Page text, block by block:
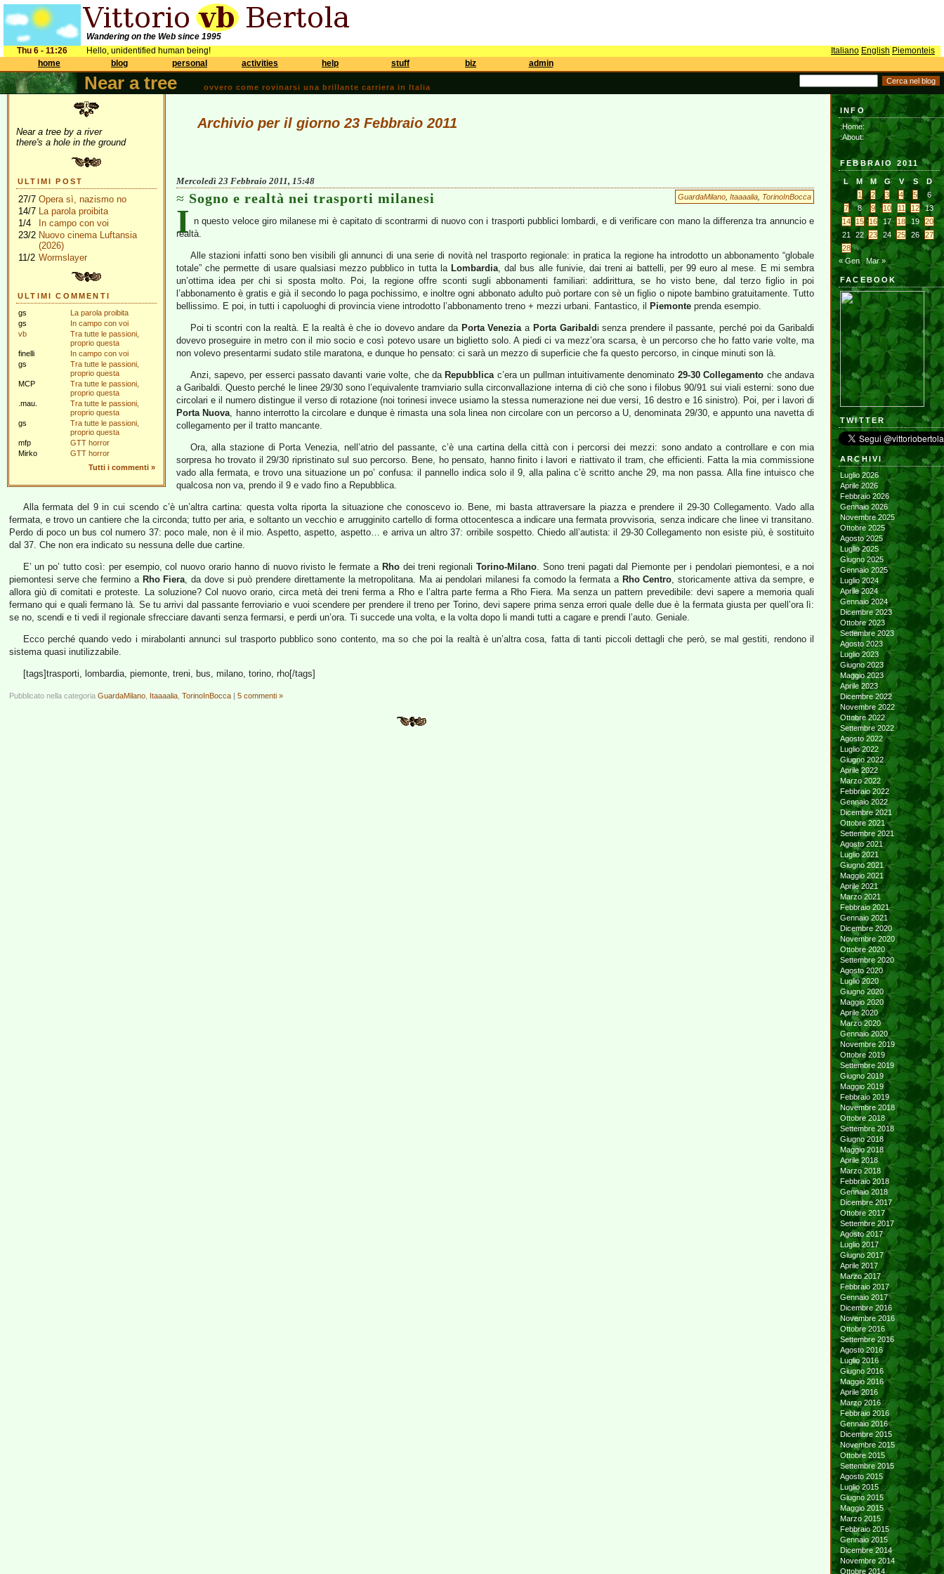
Wandering on the Web since 1995
Thu 6 - 11:26
Hello, unidentified human being! Italiano English Piemonteis
home
blog personal activities help stuff biz admin
Near a tree ovvero come rovinarsi una brillante carriera in Italia
Near a tree by a river
there's a hole in the ground
ULTIMI POST
27/7 Opera sì, nazismo no
14/7 La parola proibita
1/4
In campo con voi
23/2 Nuovo cinema Luftansia
(2026)
11/2 Wormslayer
ULTIMI COMMENTI
gs
La parola proibita
gs
In campo con voi
vb
Tra tutte le passioni,
proprio questa
finelli
In campo con voi
gs
Tra tutte le passioni,
proprio questa
MCP
Tra tutte le passioni,
proprio questa
.mau.
Tra tutte le passioni,
proprio questa
gs
Tra tutte le passioni,
proprio questa
mfp
GTT horror
Mirko
GTT horror
Tutti i commenti »
Archivio per il giorno 23 Febbraio 2011
Mercoledì 23 Febbraio 2011, 15:48
GuardaMilano Itaaaalia TorinoInBocca
Sogno e realtà nei trasporti milanesi
I n questo veloce giro milanese mi è capitato di scontrarmi di nuovo con i trasporti pubblici lombardi, e di verificare con mano la differenza tra annuncio e
realtà.
Alle stazioni infatti sono ben visibili gli annunci di una serie di novità nel trasporto regionale: in pratica la regione ha introdotto un abbonamento “globale
totale” che permette di usare qualsiasi mezzo pubblico in tutta la Lombardia, dal bus alle funivie, dai treni ai battelli, per 99 euro al mese. E mi sembra
un’ottima idea per chi si sposta molto. Poi, la regione offre sconti sugli abbonamenti familiari: addirittura, se ho visto bene, dal terzo figlio in poi
l’abbonamento è gratis e già il secondo lo paga pochissimo, e inoltre ogni abbonato adulto può portare con sè un figlio o nipote bambino gratuitamente. Tutto
bellissimo. E poi, in tutti i capoluoghi di provincia viene introdotto l’abbonamento treno + mezzi urbani. Fantastico, il
Piemonte prenda esempio.
Poi ti scontri con la realtà. E la realtà è che io dovevo andare da Porta Veneziaa Porta Garibaldi senza prendere il passante, perché poi da Garibaldi
dovevo proseguire in metro con il mio socio e così potevo usare un biglietto solo. A piedi ci va mezz’ora scarsa, è un percorso che ho fatto varie volte, ma
non volevo presentarmi sudato stile maratona, e dunque ho pensato: ci sarà un mezzo di superficie che fa questo percorso, in cinque minuti son là.
Anzi, sapevo, per esserci passato davanti varie volte, che da Repubblicac’era un pullman intuitivamente denominato 29-30 Collegamento che andava
a Garibaldi. Questo perché le linee 29/30 sono l’equivalente tramviario sulla circonvallazione interna di ciò che sono i filobus 90/91 sui viali esterni: sono due
circolari e il numero distingue il verso di rotazione (noi torinesi invece usiamo la stessa numerazione nei due versi, 16 destro e 16 sinistro). Poi, per i lavori di
Porta Nuova, hanno interrotto la circolare e dunque è rimasta una sola linea non circolare con un percorso a U, denominata 29/30, e appunto una navetta di
collegamento per il tratto mancante.
Ora, alla stazione di Porta Venezia, nell’atrio del passante, c’è una cartina della città con i percorsi dei mezzi: sono andato a controllare e con mia
sorpresa ho trovato il 29/30 ripristinato sul suo percorso. Bene, ho pensato, hanno finito i lavori e riattivato il tram, che efficienti. Fatta la mia commissione
vado alla fermata, e trovo una situazione un po’ confusa: il pannello indica solo il 9, alla palina c’è scritto anche 29, ma non passa. Alla fine intuisco che
qualcosa non va, prendo il 9 e vado fino a Repubblica.
Alla fermata del 9 in cui scendo c’è un’altra cartina: questa volta riporta la situazione che conoscevo io. Bene, mi basta attraversare la piazza e prendere il 29-30 Collegamento. Vado alla
fermata, e trovo un cantiere che la circonda; tutto per aria, e soltanto un vecchio e arrugginito cartello di forma ottocentesca a indicare una fermata provvisoria, senza indicare che linee vi transitano.
Perdo di poco un bus col numero 37: poco male, non è il mio. Aspetto, aspetto, aspetto… e arriva un altro 37: orribile sospetto. Chiedo all’autista: il 29-30 Collegamento non esiste più, è sostituito
dal 37. Che non era indicato su nessuna delle due cartine.
E’ un po’ tutto così: per esempio, col nuovo orario hanno di nuovo rivisto le fermate a Rhodei treni regionaliTorino-Milano. Sono treni pagati dal Piemonte per i pendolari piemontesi, e a noi
piemontesi serve che fermino a Rho Fiera, da dove si può prendere direttamente la metropolitana. Ma ai pendolari milanesi fa comodo la fermata a Rho Centro, storicamente attiva da sempre, e
allora giù di comitati e proteste. La soluzione? Col nuovo orario, circa metà dei treni ferma a Rho e l’altra parte ferma a Rho Fiera. Ma senza un pattern prevedibile: devi sapere a memoria quali
fermano qui e quali fermano là. Se tu arrivi dal passante ferroviario e vuoi scendere per prendere il treno per Torino, devi sapere prima senza errori quale delle due è la fermata giusta per quell’ora lì:
se no, scendi e ti vedi il regionale sfrecciare davanti senza fermarsi, e perdi un’ora. Ti succede una volta, e la volta dopo li mandi tutti a cagare e prendi l’auto. Geniale.
Ecco perché quando vedo i mirabolanti annunci sul trasporto pubblico sono contento, ma so che poi la realtà è un’altra cosa, fatta di tanti piccoli dettagli che però, se mal gestiti, rendono il
sistema quasi inutilizzabile.
[tags]trasporti, lombardia, piemonte, treni, bus, milano, torino, rho[/tags]
Pubblicato nella categoria GuardaMilano Itaaaalia TorinoInBocca | 5 commenti »
INFO
:Home:
:About:
FEBBRAIO 2011
L M M G V S
D
1
2 3 4 5
6
7
8 9 10 11 12
13
14
15 16 17 18 19
20
21
22 23 24 25 26
27
28
« Gen
Mar »
FACEBOOK
TWITTER
ARCHIVI
Luglio 2026
Aprile 2026
Febbraio 2026
Gennaio 2026
Novembre 2025
Ottobre 2025
Agosto 2025
Luglio 2025
Giugno 2025
Gennaio 2025
Luglio 2024
Aprile 2024
Gennaio 2024
Dicembre 2023
Ottobre 2023
Settembre 2023
Agosto 2023
Luglio 2023
Giugno 2023
Maggio 2023
Aprile 2023
Dicembre 2022
Novembre 2022
Ottobre 2022
Settembre 2022
Agosto 2022
Luglio 2022
Giugno 2022
Aprile 2022
Marzo 2022
Febbraio 2022
Gennaio 2022
Dicembre 2021
Ottobre 2021
Settembre 2021
Agosto 2021
Luglio 2021
Giugno 2021
Maggio 2021
Aprile 2021
Marzo 2021
Febbraio 2021
Gennaio 2021
Dicembre 2020
Novembre 2020
Ottobre 2020
Settembre 2020
Agosto 2020
Luglio 2020
Giugno 2020
Maggio 2020
Aprile 2020
Marzo 2020
Gennaio 2020
Novembre 2019
Ottobre 2019
Settembre 2019
Giugno 2019
Maggio 2019
Febbraio 2019
Novembre 2018
Ottobre 2018
Settembre 2018
Giugno 2018
Maggio 2018
Aprile 2018
Marzo 2018
Febbraio 2018
Gennaio 2018
Dicembre 2017
Ottobre 2017
Settembre 2017
Agosto 2017
Luglio 2017
Giugno 2017
Aprile 2017
Marzo 2017
Febbraio 2017
Gennaio 2017
Dicembre 2016
Novembre 2016
Ottobre 2016
Settembre 2016
Agosto 2016
Luglio 2016
Giugno 2016
Maggio 2016
Aprile 2016
Marzo 2016
Febbraio 2016
Gennaio 2016
Dicembre 2015
Novembre 2015
Ottobre 2015
Settembre 2015
Agosto 2015
Luglio 2015
Giugno 2015
Maggio 2015
Marzo 2015
Febbraio 2015
Gennaio 2015
Dicembre 2014
Novembre 2014
Ottobre 2014